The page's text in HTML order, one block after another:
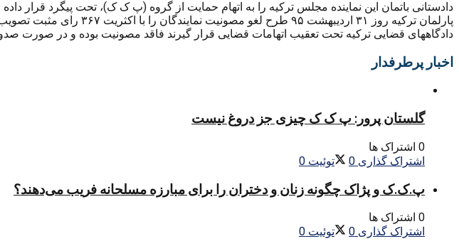
دادستانی باتمان این نماینده مجلس ترکیه را به اتهام حمایت از گروه (پ ک ک)، تحت پیگرد قرار
پارلمان ترکیه روز ۳۱
دادگاههای قضایی ترکیه تحت تعقیب اتهامات قضایی قرار گیرند فاقد مصونیت بوده و در صورت
اخبار پرطرفدار
گلستان پرور: پ ک ک چیزی جز دروغ نیست
0 اشتراک ها
اشتراک گذاری 0 توئیت 0
پ.ک.ک و پژاک چگونه زنان و دختران را برای مبارزه مسلحانه فریب می‌دهند؟
0 اشتراک ها
اشتراک گذاری 0 توئیت 0